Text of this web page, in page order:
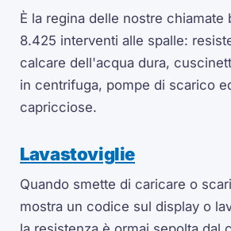
È la regina delle nostre chiamate
8.425 interventi alle spalle:
calcare dell'acqua dura,
in centrifuga, pompe di scarico
capricciose.
Lavastoviglie
Quando smette di caricare o
mostra un codice sul display o